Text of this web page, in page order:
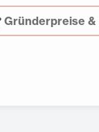
Gründerpreise